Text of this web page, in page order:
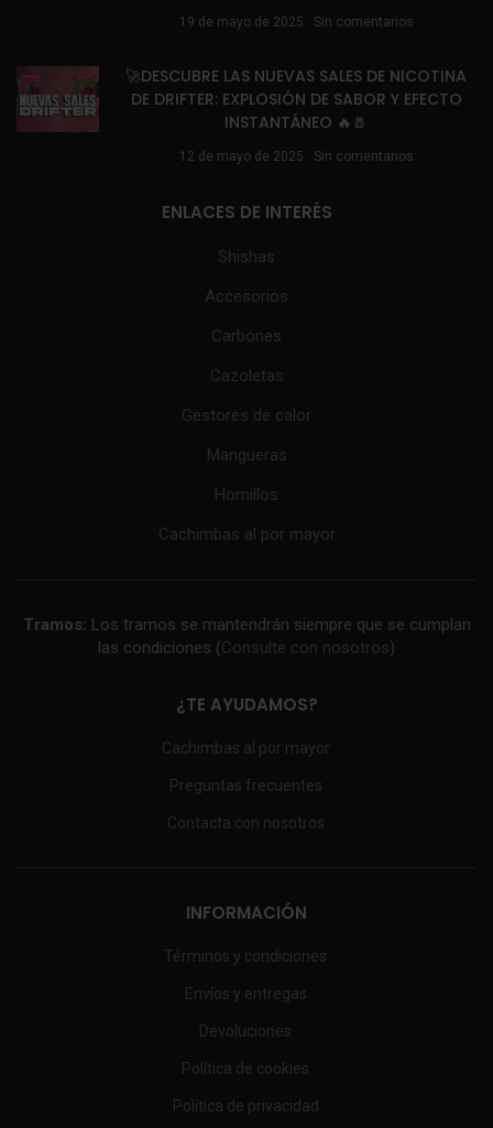
19 de mayo de 2025 Sin comentarios
🚀DESCUBRE LAS NUEVAS SALES DE NICOTINA
DE DRIFTER: EXPLOSIÓN DE SABOR Y EFECTO
INSTANTÁNEO 🔥🧂
12 de mayo de 2025 Sin comentarios
ENLACES DE INTERÉS
Shishas
Accesorios
Carbones
Cazoletas
Gestores de calor
Mangueras
Hornillos
Cachimbas al por mayor
Tramos: Los tramos se mantendrán siempre que se cumplan
las condiciones (Consulte con nosotros)
¿TE AYUDAMOS?
Cachimbas al por mayor
Preguntas frecuentes
Contacta con nosotros
INFORMACIÓN
Términos y condiciones
Envíos y entregas
Devoluciones
Política de cookies
Política de privacidad